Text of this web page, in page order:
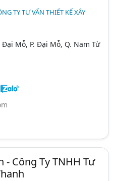
TY TƯ VẤN THIẾT KẾ XÂY
Mỗ, P. Đại Mỗ, Q. Nam Từ
- Công Ty TNHH Tư